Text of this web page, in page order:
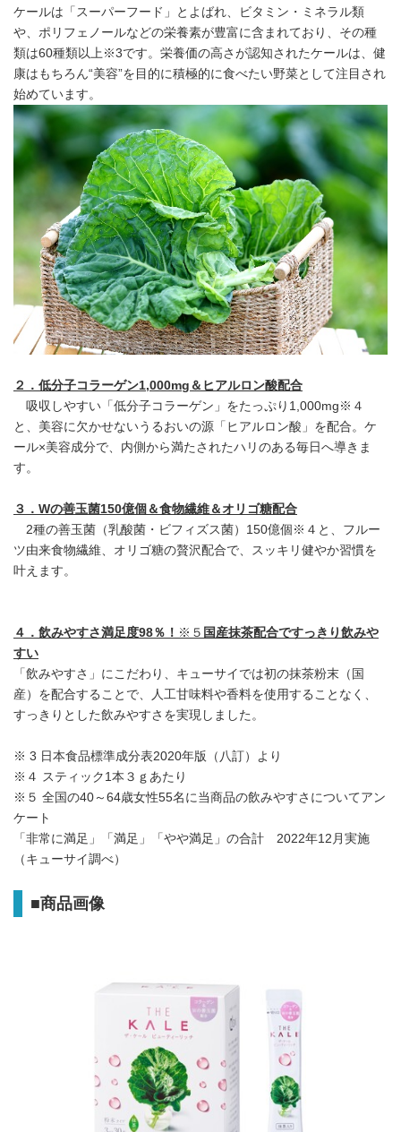
ケールは「スーパーフード」とよばれ、ビタミン・ミネラル類
や、ポリフェノールなどの栄養素が豊富に含まれており、その種
類は60種類以上※3です。栄養価の高さが認知されたケールは、健
康はもちろん“美容”を目的に積極的に食べたい野菜として注目され
始めています。
２．低分子コラーゲン1,000mg ＆ヒアルロン酸配合
吸収しやすい「低分子コラーゲン」をたっぷり1,000mg※４
と、美容に欠かせないうるおいの源「ヒアルロン酸」を配合。ケ
ール×美容成分で、内側から満たされたハリのある毎日へ導きま
す。
３． Wの善玉菌150億個＆食物繊維＆オリゴ糖配合
2種の善玉菌（乳酸菌・ビフィズス菌）150億個※４と、フルー
ツ由来食物繊維、オリゴ糖の贅沢配合で、スッキリ健やか習慣を
叶えます。
４．飲みやすさ満足度98％！ ※５ 国産抹茶配合ですっきり飲みや
すい
「飲みやすさ」にこだわり、キューサイでは初の抹茶粉末（国
産）を配合することで、人工甘味料や香料を使用することなく、
すっきりとした飲みやすさを実現しました。
※ 3 日本食品標準成分表2020年版（八訂）より
※４ スティック1本３ｇあたり
※５ 全国の40～64歳女性55名に当商品の飲みやすさについてアン
ケート
「非常に満足」「満足」「やや満足」の合計 2022年12月実施
（キューサイ調べ）
■商品画像